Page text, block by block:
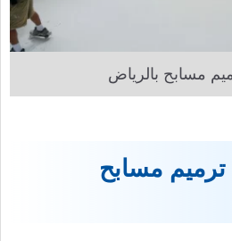
مسابح بالرياض
مسابح